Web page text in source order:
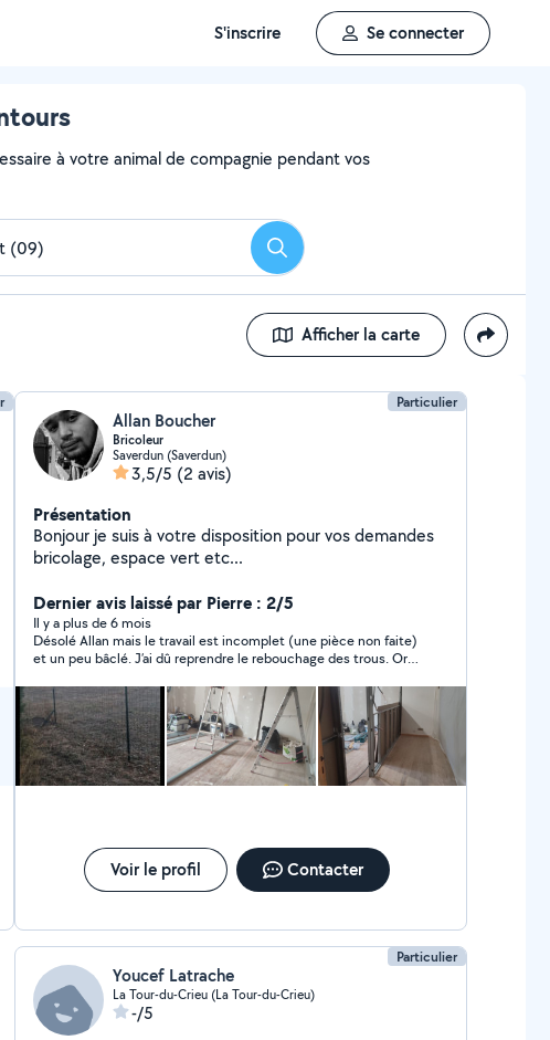
S'inscrire Se connecter
à votre animal de compagnie pendant vos
Rechercher
Afficher la carte
Particulier
Allan Boucher
Bricoleur
Saverdun (Saverdun)
3,5/5 (2 avis)
Présentation
Bonjour je suis à votre disposition pour vos demandes
bricolage, espace vert etc...
Dernier avis laissé par Pierre : 2/5
Il y a plus de 6 mois
Désolé Allan mais le travail est incomplet (une pièce non faite)
et un peu bâclé. J’ai dû reprendre le rebouchage des trous. Or
contact
Voir le profil Contacter
Particulier
Youcef Latrache
La Tour-du-Crieu (La Tour-du-Crieu)
-/5